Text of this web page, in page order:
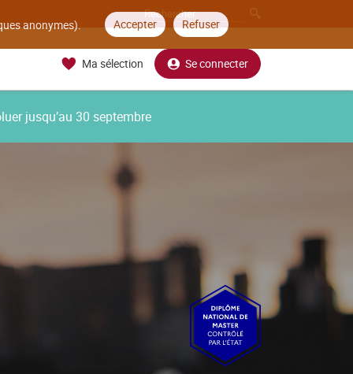
anonymes). Accepter Refuser
Ma sélection Se connecter
jusqu’au 30 septembre